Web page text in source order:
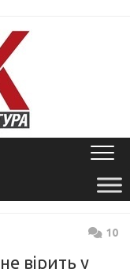
10
вірить у